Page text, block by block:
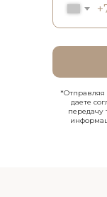
*Отправляя
даете
передачу